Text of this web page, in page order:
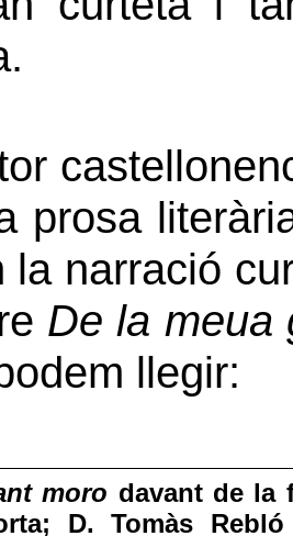
prosa
la narració
De la meua
llegir:
moro davant de la
D. Tomàs